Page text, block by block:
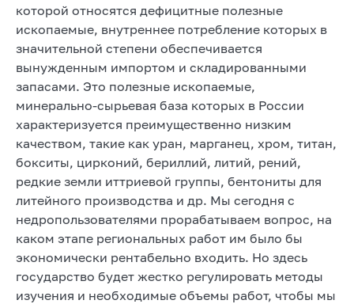
которой относятся дефицитные полезные
ископаемые, внутреннее потребление которых в
значительной степени обеспечивается
вынужденным импортом и складированными
запасами. Это полезные ископаемые,
минерально-сырьевая база которых в России
характеризуется преимущественно низким
качеством, такие как уран, марганец, хром, титан,
бокситы, цирконий, бериллий, литий, рений,
редкие земли иттриевой группы, бентониты для
литейного производства и др. Мы сегодня с
недропользователями прорабатываем вопрос, на
каком этапе региональных работ им было бы
экономически рентабельно входить. Но здесь
государство будет жестко регулировать методы
изучения и необходимые объемы работ, чтобы мы